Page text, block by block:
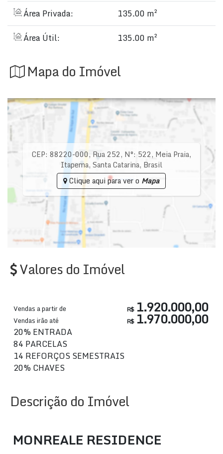
Área Privada:
135.00 m²
Área Útil:
135.00 m²
Mapa do Imóvel
CEP: 88220-000, Rua 252, N°: 522, Meia Praia,
Itapema, Santa Catarina, Brasil
Clique aqui para ver o Mapa
Valores do Imóvel
R$1.920.000,00
Vendas a partir de
R$1.970.000,00
Vendas irão até
20% ENTRADA
84 PARCELAS
14 REFORÇOS SEMESTRAIS
20% CHAVES
Descrição do Imóvel
MONREALE RESIDENCE